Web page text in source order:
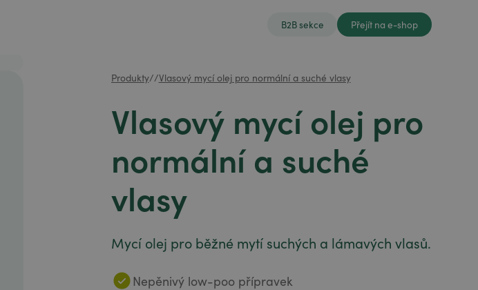
B2B sekce Přejít na e-shop
Produkty//Vlasový mycí olej pro normální a suché vlasy
Vlasový mycí olej pro
normální a suché
vlasy
Mycí olej pro běžné mytí suchých a lámavých vlasů.
Nepěnivý low-poo přípravek